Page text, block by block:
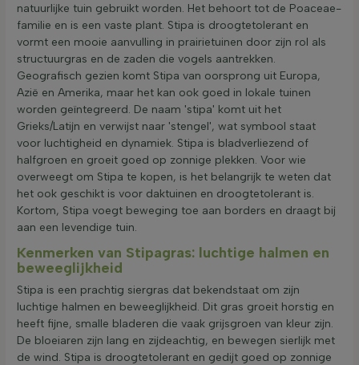
natuurlijke tuin gebruikt worden. Het behoort tot de Poaceae-
familie en is een vaste plant. Stipa is droogtetolerant en
vormt een mooie aanvulling in prairietuinen door zijn rol als
structuurgras en de zaden die vogels aantrekken.
Geografisch gezien komt Stipa van oorsprong uit Europa,
Azië en Amerika, maar het kan ook goed in lokale tuinen
worden geïntegreerd. De naam 'stipa' komt uit het
Grieks/Latijn en verwijst naar 'stengel', wat symbool staat
voor luchtigheid en dynamiek. Stipa is bladverliezend of
halfgroen en groeit goed op zonnige plekken. Voor wie
overweegt om Stipa te kopen, is het belangrijk te weten dat
het ook geschikt is voor daktuinen en droogtetolerant is.
Kortom, Stipa voegt beweging toe aan borders en draagt bij
aan een levendige tuin.
Kenmerken van Stipagras: luchtige halmen en
beweeglijkheid
Stipa is een prachtig siergras dat bekendstaat om zijn
luchtige halmen en beweeglijkheid. Dit gras groeit horstig en
heeft fijne, smalle bladeren die vaak grijsgroen van kleur zijn.
De bloeiaren zijn lang en zijdeachtig, en bewegen sierlijk met
de wind. Stipa is droogtetolerant en gedijt goed op zonnige